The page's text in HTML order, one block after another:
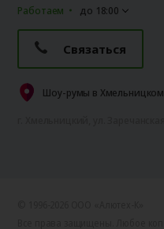
Работаем до 18:00
Связаться
Шоу-румы в Хмельницком